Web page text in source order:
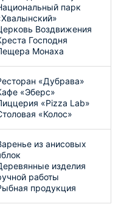
парк
Воздвижения
Господня
Монаха
«Дубрава»
«Эберс»
«Pizza Lab»
«Колос»
из анисовых
изделия
работы
продукция